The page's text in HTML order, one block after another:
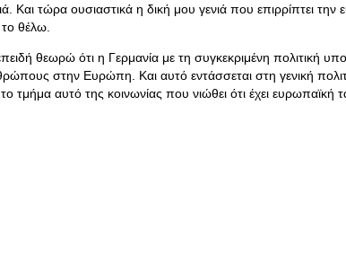
Και τώρα ουσιαστικά η δική μου γενιά που επιρρίπτει την
θέλω.
θεωρώ ότι η Γερμανία με τη συγκεκριμένη πολιτική
στην Ευρώπη. Και αυτό εντάσσεται στη γενική
τμήμα αυτό της κοινωνίας που νιώθει ότι έχει ευρωπαϊκή